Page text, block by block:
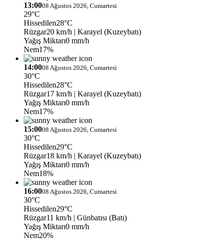
13:0008 Ağustos 2026, Cumartesi
29°C
Hissedilen28°C
Rüzgar20 km/h | Karayel (Kuzeybatı)
Yağış Miktarı0 mm/h
Nem17%
14:0008 Ağustos 2026, Cumartesi
30°C
Hissedilen28°C
Rüzgar17 km/h | Karayel (Kuzeybatı)
Yağış Miktarı0 mm/h
Nem17%
15:0008 Ağustos 2026, Cumartesi
30°C
Hissedilen29°C
Rüzgar18 km/h | Karayel (Kuzeybatı)
Yağış Miktarı0 mm/h
Nem18%
16:0008 Ağustos 2026, Cumartesi
30°C
Hissedilen29°C
Rüzgar11 km/h | Günbatısı (Batı)
Yağış Miktarı0 mm/h
Nem20%